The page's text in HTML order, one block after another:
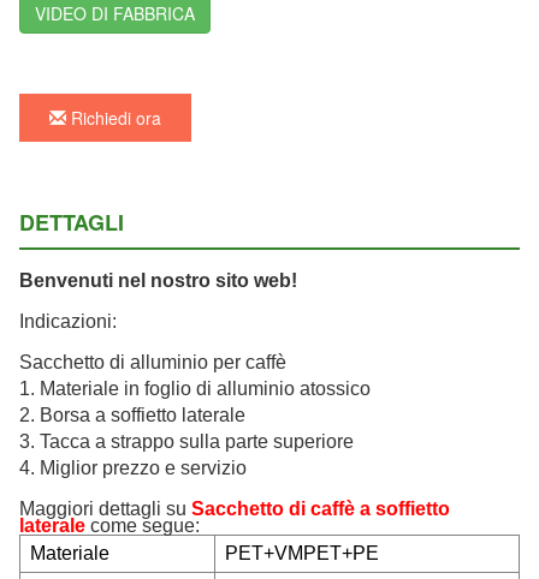
VIDEO DI FABBRICA
Richiedi ora
DETTAGLI
Benvenuti nel nostro sito web!
Indicazioni:
Sacchetto di alluminio per caffè
1. Materiale in foglio di alluminio atossico
2. Borsa a soffietto laterale
3. Tacca a strappo sulla parte superiore
4. Miglior prezzo e servizio
Maggiori dettagli su Sacchetto di caffè a soffietto
laterale come segue:
Materiale
PET+VMPET+PE